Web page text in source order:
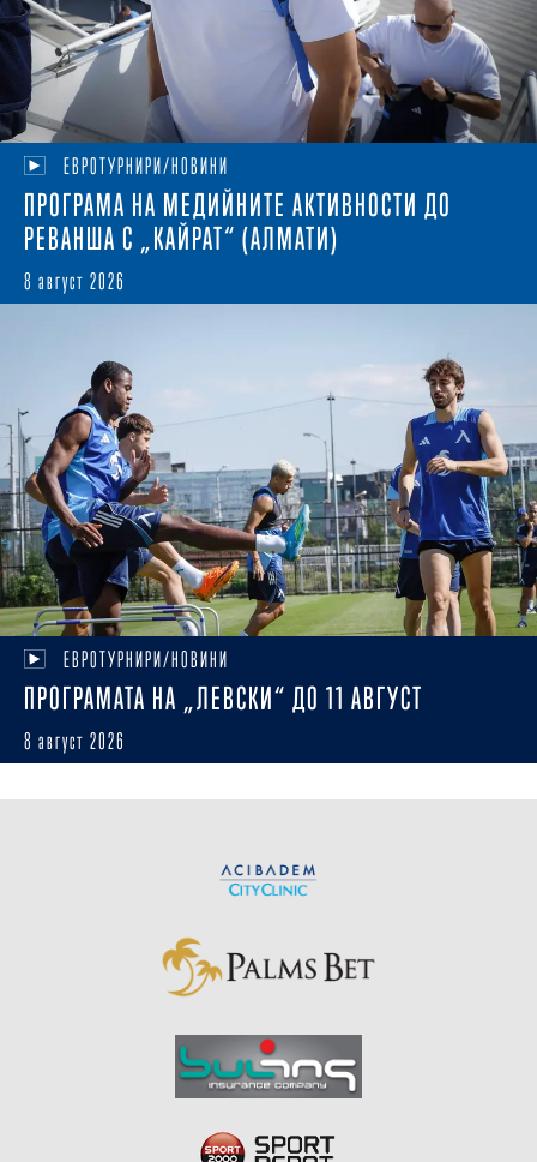
ЕВРОТУРНИРИ/НОВИНИ
ПРОГРАМА НА МЕДИЙНИТЕ АКТИВНОСТИ ДО
РЕВАНША С „КАЙРАТ“ (АЛМАТИ)
8 август 2026
ЕВРОТУРНИРИ/НОВИНИ
ПРОГРАМАТА НА „ЛЕВСКИ“ ДО 11 АВГУСТ
8 август 2026